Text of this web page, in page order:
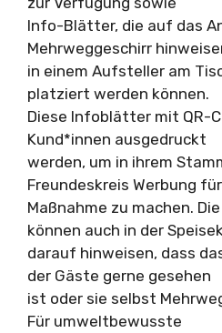
Info-Blätter, die auf das
Mehrweggeschirr
in einem Aufsteller am
platziert werden können.
Diese Infoblätter mit QR-
Kund*innen ausgedruckt
werden, um in ihrem
Freundeskreis Werbung
Maßnahme zu machen.
können auch in der
darauf hinweisen, dass
der Gäste gerne gesehen
ist oder sie selbst
Für umweltbewusste